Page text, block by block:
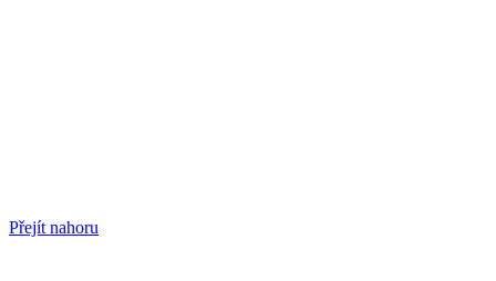
Přejít nahoru